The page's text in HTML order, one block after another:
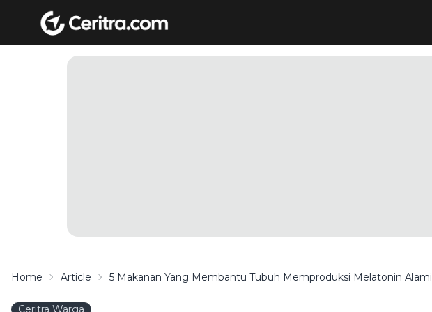
Home Article 5 Makanan Yang Membantu Tubuh Memproduksi Melatonin Alami
Ceritra Warga